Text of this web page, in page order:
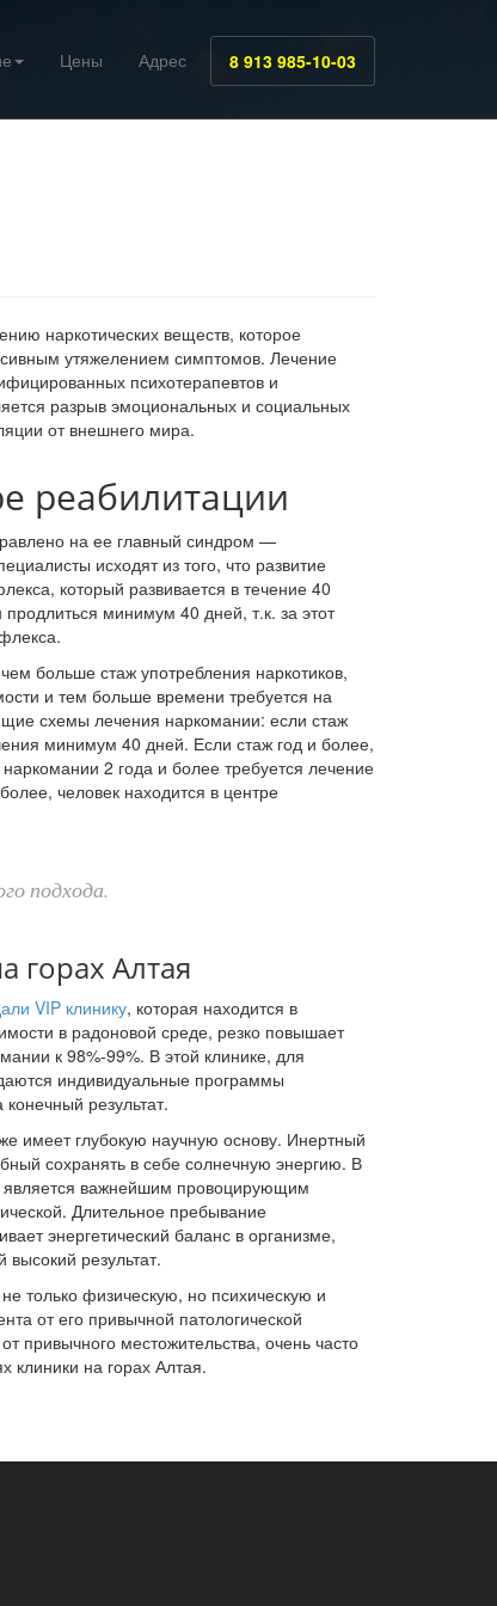
Цены Адрес 8 913 985-10-03
наркотических веществ, которое
утяжелением симптомов. Лечение
психотерапевтов и
разрыв эмоциональных и социальных
от внешнего мира.
реабилитации
на ее главный синдром —
исходят из того, что развитие
который развивается в течение 40
минимум 40 дней, т.к. за этот
больше стаж употребления наркотиков,
и тем больше времени требуется на
схемы лечения наркомании: если стаж
минимум 40 дней. Если стаж год и более,
2 года и более требуется лечение
человек находится в центре
подхода.
горах Алтая
VIP клинику, которая находится в
в радоновой среде, резко повышает
к 98%-99%. В этой клинике, для
индивидуальные программы
результат.
имеет глубокую научную основу. Инертный
сохранять в себе солнечную энергию. В
является важнейшим провоцирующим
Длительное пребывание
энергетический баланс в организме,
результат.
только физическую, но психическую и
от его привычной патологической
привычного местожительства, очень часто
на горах Алтая.